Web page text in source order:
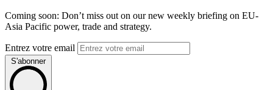
Coming soon: Don’t miss out on our new weekly briefing on EU-
Asia Pacific power, trade and strategy.
Entrez votre email
S'abonner